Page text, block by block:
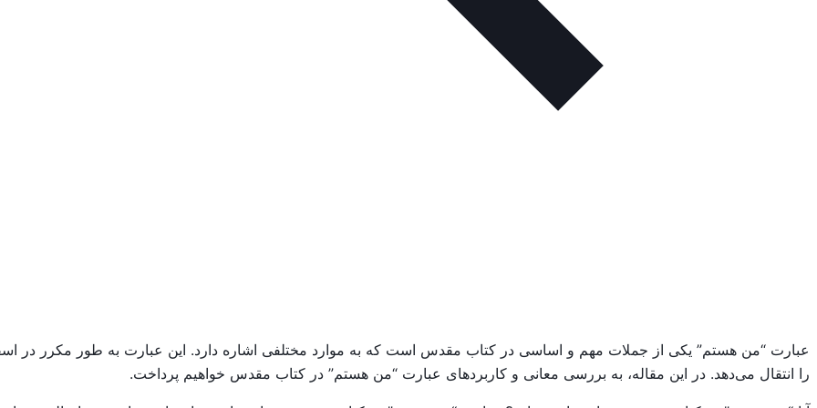
عبارت “من هستم” یکی از جملات مهم و اساسی در کتاب مقدس است که به موارد مختلفی اشاره دارد. این عبارت به طور مکرر در
را انتقال می‌دهد. در این مقاله، به بررسی معانی و کاربردهای عبارت “من هستم” در کتاب مقدس خواهیم پرداخت.